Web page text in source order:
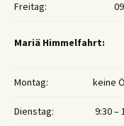
Freitag:
Mariä Himmelfahrt:
Montag: keine
Dienstag: 9:30 –